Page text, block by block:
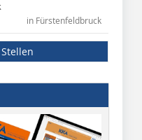
in Fürstenfeldbruck